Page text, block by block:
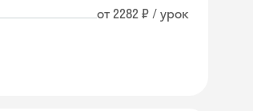
от 2282 ₽ / урок